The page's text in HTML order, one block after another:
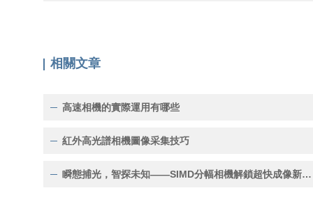
相關文章
高速相機的實際運用有哪些
紅外高光譜相機圖像采集技巧
瞬態捕光，智探未知——SIMD分幅相機解鎖超快成像新維度